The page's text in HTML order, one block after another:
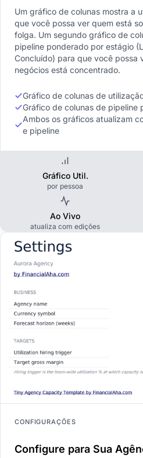
Um gráfico de colunas mostra a
que você possa ver quem está
folga. Um segundo gráfico de
pipeline ponderado por estágio
Concluído) para que você possa
negócios está concentrado.
Gráfico de colunas de
Gráfico de colunas de pipeline
Ambos os gráficos atualizam
e pipeline
Gráfico Util.
por pessoa
Ao Vivo
atualiza com edições
CONFIGURAÇÕES
Configure para Sua